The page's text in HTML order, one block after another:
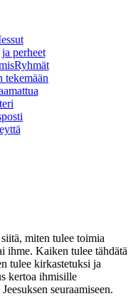
perheet
tekemään
miten tulee toimia
ihme. Kaiken tulee tähdätä
tulee kirkastetuksi ja
kertoa ihmisille
seuraamiseen.